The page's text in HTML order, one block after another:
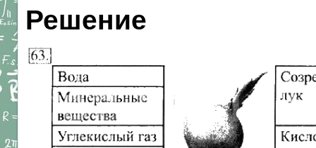
Решение